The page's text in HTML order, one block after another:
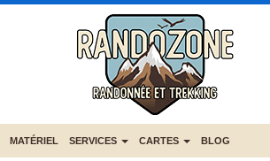
MATÉRIEL SERVICES CARTES BLOG